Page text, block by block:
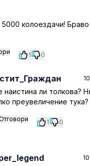
колоездачи! Браво
1 0
наистина ли толкова?
преувеличение тука?
1 0